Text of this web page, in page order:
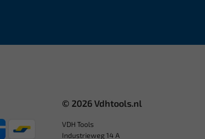
© 2026 Vdhtools.nl
VDH Tools
Industrieweg 14 A